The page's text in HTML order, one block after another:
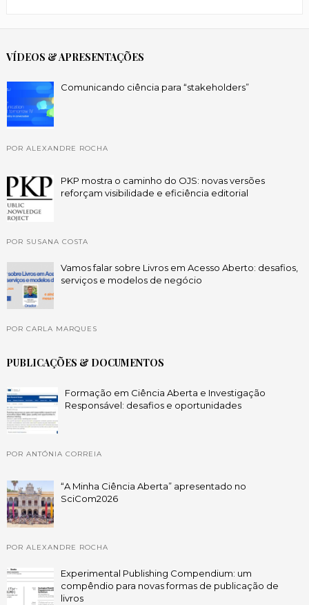
VÍDEOS & APRESENTAÇÕES
Comunicando ciência para “stakeholders”
POR ALEXANDRE ROCHA
PKP mostra o caminho do OJS: novas versões
reforçam visibilidade e eficiência editorial
POR SUSANA COSTA
Vamos falar sobre Livros em Acesso Aberto: desafios,
serviços e modelos de negócio
POR CARLA MARQUES
PUBLICAÇÕES & DOCUMENTOS
Formação em Ciência Aberta e Investigação
Responsável: desafios e oportunidades
POR ANTÓNIA CORREIA
“A Minha Ciência Aberta” apresentado no
SciCom2026
POR ALEXANDRE ROCHA
Experimental Publishing Compendium: um
compêndio para novas formas de publicação de
livros